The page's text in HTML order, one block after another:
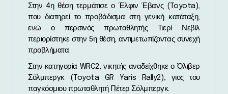
Στην 4η θέση τερμάτισε ο Έλφιν Έβανς (Toyota),
που διατηρεί το προβάδισμα στη γενική κατάταξη,
ενώ ο περσινός πρωταθλητής Τιερί Νεβίλ
περιορίστηκε στην 5η θέση, αντιμετωπίζοντας συνεχή
προβλήματα.
Στην κατηγορία WRC2, νικητής αναδείχθηκε ο Όλιβερ
Σόλμπεργκ (Toyota GR Yaris Rally2), γιος του
παγκόσμιου πρωταθλητή Πέτερ Σόλμπεργκ.